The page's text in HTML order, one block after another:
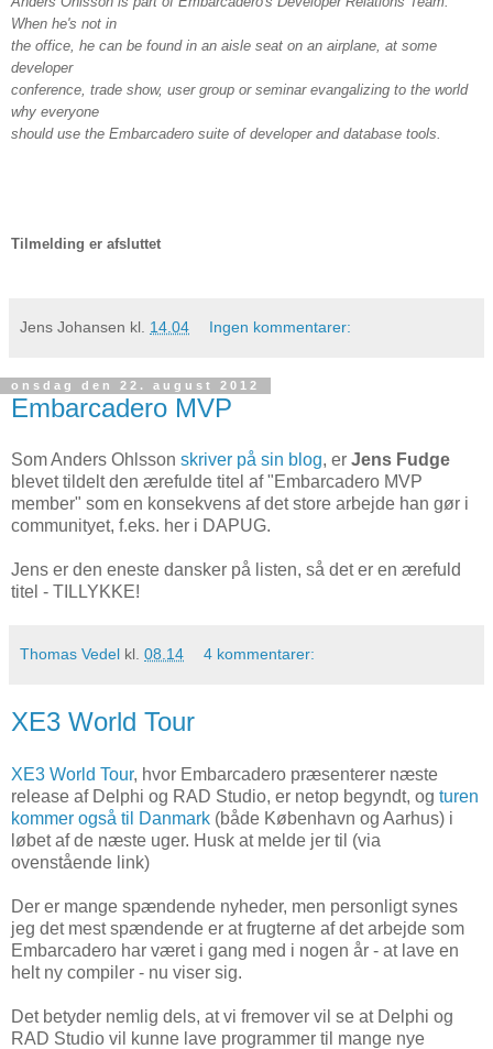
When he's not in
the office, he can be found in an aisle seat on an airplane, at some
developer
conference, trade show, user group or seminar evangalizing to the world
why everyone
should use the Embarcadero suite of developer and database tools.
Tilmelding er afsluttet
Jens Johansen kl. 14.04 Ingen kommentarer:
onsdag den 22. august 2012
Embarcadero MVP
Som Anders Ohlsson skriver på sin blog, er Jens Fudge
blevet tildelt den ærefulde titel af "Embarcadero MVP
member" som en konsekvens af det store arbejde han gør i
communityet, f.eks. her i DAPUG.
Jens er den eneste dansker på listen, så det er en ærefuld
titel - TILLYKKE!
Thomas Vedel kl. 08.14 4 kommentarer:
XE3 World Tour
XE3 World Tour, hvor Embarcadero præsenterer næste
release af Delphi og RAD Studio, er netop begyndt, og turen
kommer også til Danmark (både København og Aarhus) i
løbet af de næste uger. Husk at melde jer til (via
ovenstående link)
Der er mange spændende nyheder, men personligt synes
jeg det mest spændende er at frugterne af det arbejde som
Embarcadero har været i gang med i nogen år - at lave en
helt ny compiler - nu viser sig.
Det betyder nemlig dels, at vi fremover vil se at Delphi og
RAD Studio vil kunne lave programmer til mange nye